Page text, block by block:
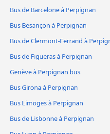
Bus de Barcelone à Perpignan
Bus Besançon à Perpignan
Bus de Clermont-Ferrand à
Bus de Figueras à Perpignan
Genève à Perpignan bus
Bus Girona à Perpignan
Bus Limoges à Perpignan
Bus de Lisbonne à Perpignan